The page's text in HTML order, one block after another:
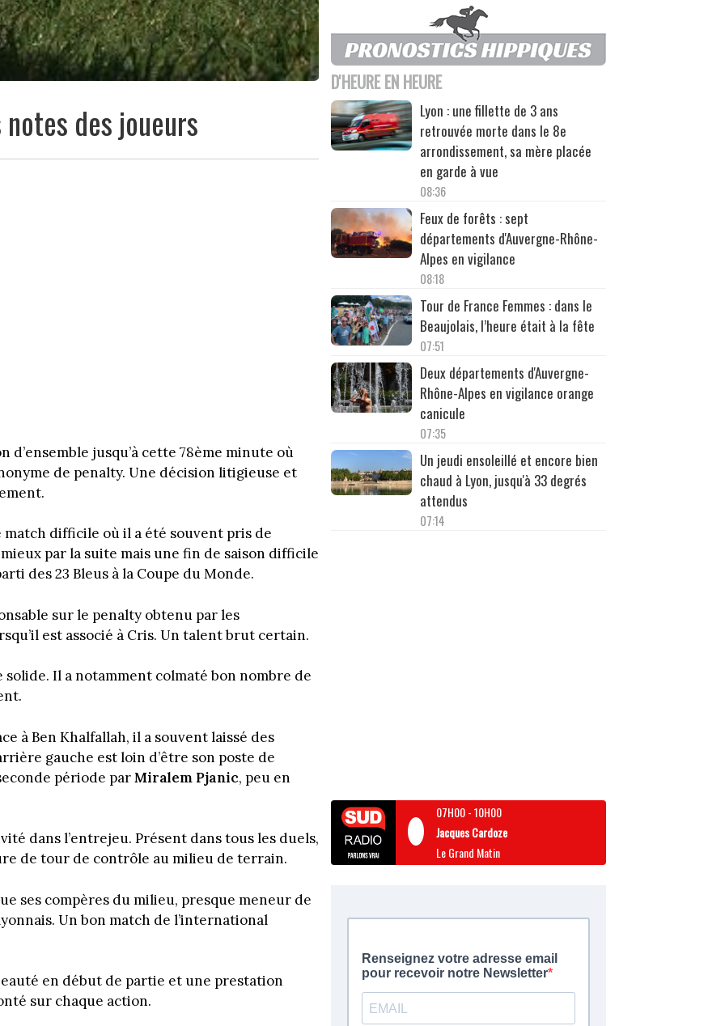
notes des joueurs
d’ensemble jusqu’à cette 78ème minute où
de penalty. Une décision litigieuse et
match difficile où il a été souvent pris de
par la suite mais une fin de saison difficile
des 23 Bleus à la Coupe du Monde.
sur le penalty obtenu par les
est associé à Cris. Un talent brut certain.
solide. Il a notamment colmaté bon nombre de
à Ben Khalfallah, il a souvent laissé des
gauche est loin d’être son poste de
période parMiralem Pjanic, peu en
dans l’entrejeu. Présent dans tous les duels,
de tour de contrôle au milieu de terrain.
ses compères du milieu, presque meneur de
Un bon match de l’international
en début de partie et une prestation
sur chaque action.
D'HEURE EN HEURE
Lyon : une fillette de 3 ans
retrouvée morte dans le 8e
arrondissement, sa mère placée
en garde à vue
08:36
Feux de forêts : sept
départements d'Auvergne-Rhône-
Alpes en vigilance
08:18
Tour de France Femmes : dans le
Beaujolais, l’heure était à la fête
07:51
Deux départements d'Auvergne-
Rhône-Alpes en vigilance orange
canicule
07:35
Un jeudi ensoleillé et encore bien
chaud à Lyon, jusqu'à 33 degrés
attendus
07:14
07H00-10H00
Jacques Cardoze
Le Grand Matin